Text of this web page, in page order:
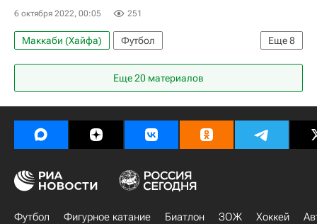
6 октября 2022, 00:05 251
Еще8
Маккаби (Хайфа)
Футбол
Пари Сен-Жермен (ПСЖ)
Бенфика
Лига чемпионов УЕФА 2026-2027
Лионель Месси
Адриен Рабьо
Душан Влахович
Чемпионат Франции по футболу (Лига 1)
Ювентус
Еще 20 материалов
Футбол Фигурное катание Биатлон ЗОЖ Хоккей